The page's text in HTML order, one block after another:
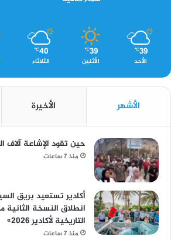
39
℃
الأحد
39
℃
الأثنين
40
℃
الثلاثاء
الأشهر الأخيرة
حين تقود الإشاعة آلاف
منذ 7 ساعات
أكادير تستعيد بريق
انطلاق النسخة الثانية
التاريخية لأكادير 2026»
منذ 7 ساعات